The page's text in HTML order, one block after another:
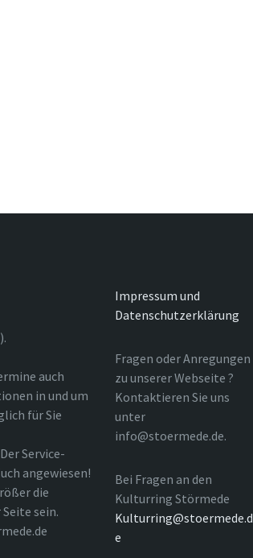
auch
in und um
für Sie
Service-
angewiesen!
die
sein.
Impressum und
Datenschutzerklärung
Fragen oder Anregungen
zu unserer Webseite ?
Kontaktieren Sie uns
unter
info@stoermede.de.
Bei Fragen an den
Kulturring Störmede
Kulturring@stoermede.d
e